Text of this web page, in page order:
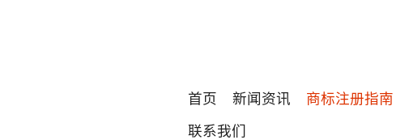
首页 新闻资讯 商标注册指南
联系我们